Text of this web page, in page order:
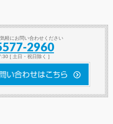
軽にお問い合わせください
2960
[ 土日・祝日除く ]